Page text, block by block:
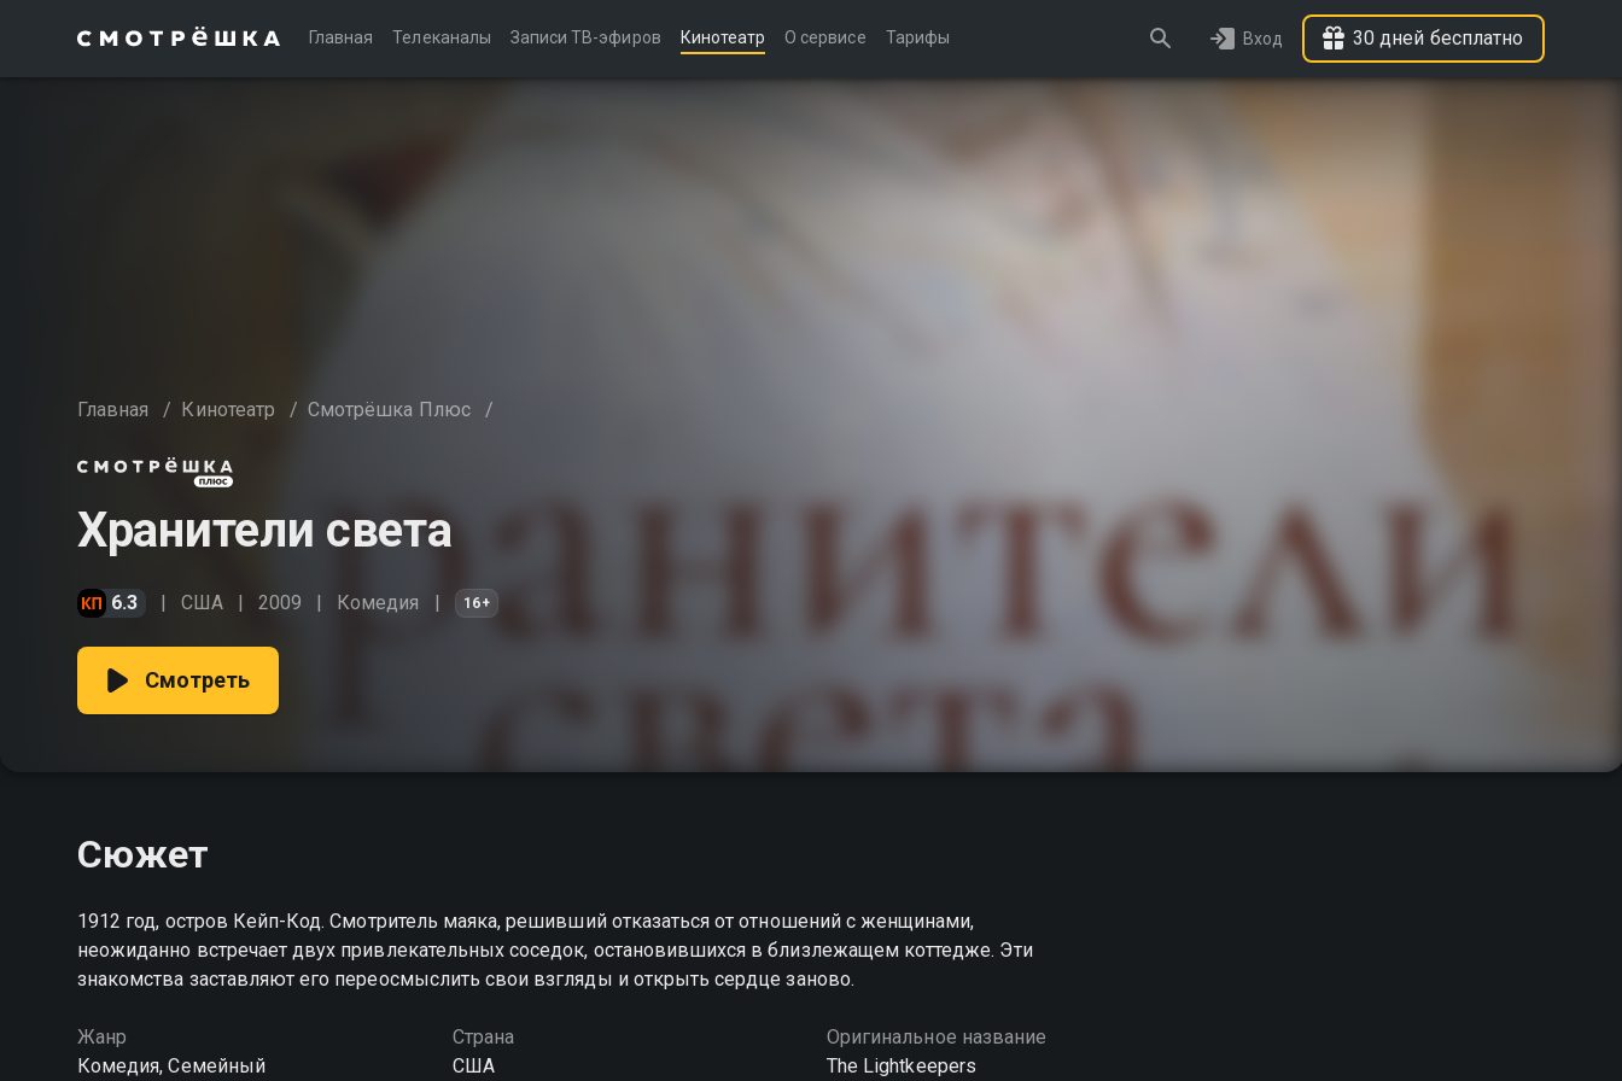
Главная Телеканалы Записи ТВ-эфиров Кинотеатр О сервисе Тарифы Вход 30 дней бесплатно
Главная / Кинотеатр / Смотрёшка Плюс /
Хранители света
6.3 США 2009 Комедия 16+
Смотреть
Сюжет
1912 год, остров Кейп-Код. Смотритель маяка, решивший отказаться от отношений с женщинами,
неожиданно встречает двух привлекательных соседок, остановившихся в близлежащем коттедже. Эти
знакомства заставляют его переосмыслить свои взгляды и открыть сердце заново.
Жанр
Комедия, Семейный
Страна
США
Оригинальное название
The Lightkeepers